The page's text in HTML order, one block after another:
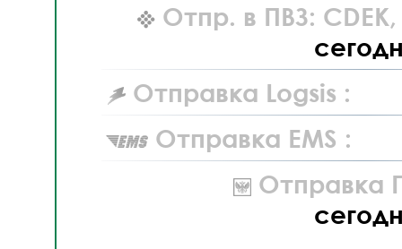
Отпр. в ПВЗ: CDEK,
Отправка Logsis :
Отправка EMS :
Отправка